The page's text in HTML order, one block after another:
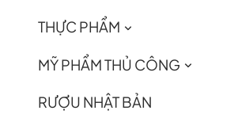
THỰC PHẨM
MỸ PHẨM THỦ CÔNG
RƯỢU NHẬT BẢN